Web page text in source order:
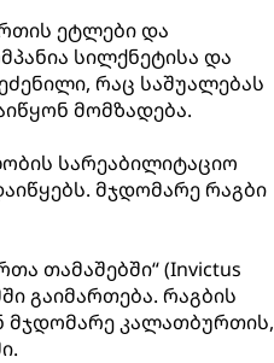
ეტლები და
სილქნეტისა და
რაც საშუალებას
მომზადება.
სარეაბილიტაციო
მჯდომარე რაგბი
თამაშებში“ (Invictus
გაიმართება. რაგბის
მჯდომარე კალათბურთის,